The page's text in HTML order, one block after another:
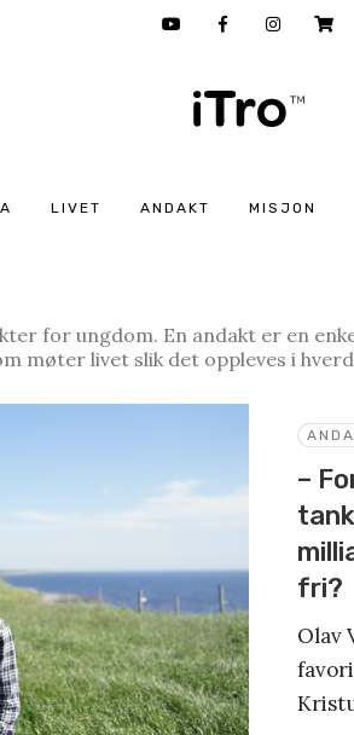
LIVET ANDAKT MISJON
for ungdom. En andakt er en
møter livet slik det oppleves i
–
fri?
Olav